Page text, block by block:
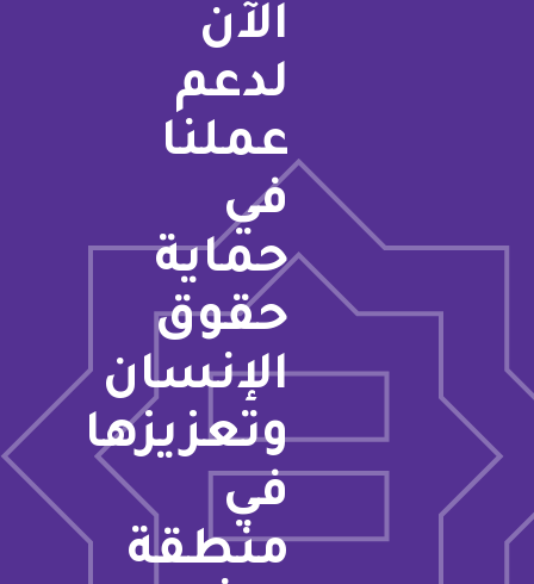
الآن
لدعم
عملنا
في
حماية
حقوق
الإنسان
وتعزيزها
في
منطقة